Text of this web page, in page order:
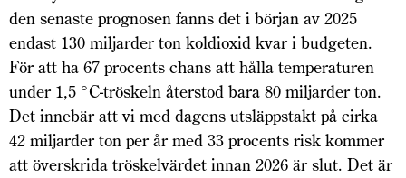
den senaste prognosen fanns det i början av 2025
endast 130 miljarder ton koldioxid kvar i budgeten.
För att ha 67 procents chans att hålla temperaturen
under 1,5 °C-tröskeln återstod bara 80 miljarder ton.
Det innebär att vi med dagens utsläppstakt på cirka
42 miljarder ton per år med 33 procents risk kommer
att överskrida tröskelvärdet innan 2026 är slut. Det är